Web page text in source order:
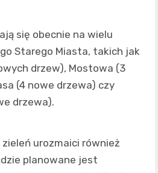
się obecnie na wielu
Starego Miasta, takich jak
drzew), Mostowa (3
(4 nowe drzewa) czy
drzewa).
zieleń urozmaici również
planowane jest